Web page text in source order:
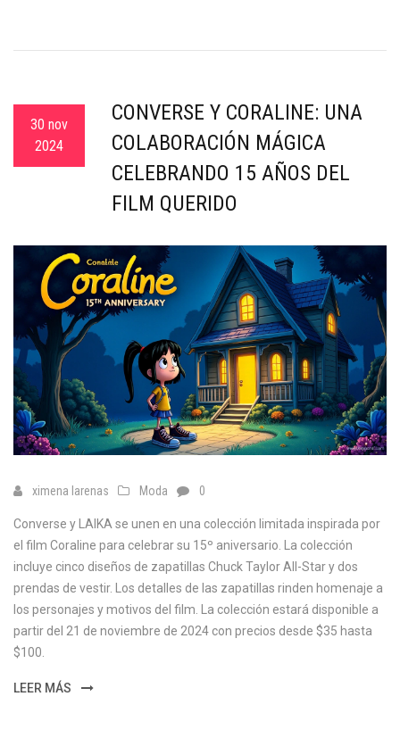
30 nov
2024
CONVERSE Y CORALINE: UNA
COLABORACIÓN MÁGICA
CELEBRANDO 15 AÑOS DEL
FILM QUERIDO
ximena larenas Moda 0
Converse y LAIKA se unen en una colección limitada inspirada por
el film Coraline para celebrar su 15º aniversario. La colección
incluye cinco diseños de zapatillas Chuck Taylor All-Star y dos
prendas de vestir. Los detalles de las zapatillas rinden homenaje a
los personajes y motivos del film. La colección estará disponible a
partir del 21 de noviembre de 2024 con precios desde $35 hasta
$100.
LEER MÁS